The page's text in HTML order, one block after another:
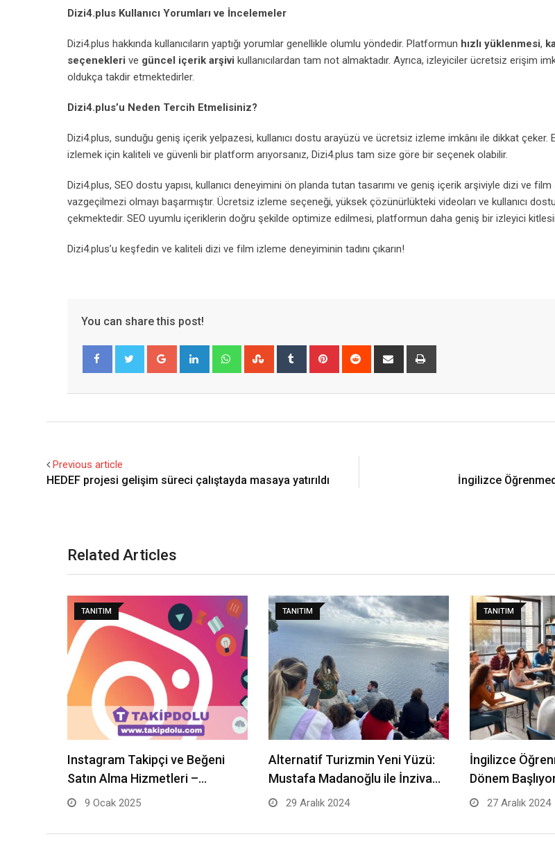
Dizi4.plus Kullanıcı Yorumları ve İncelemeler
Dizi4.plus hakkında kullanıcıların yaptığı yorumlar genellikle olumlu yöndedir. Platformun hızlı yüklenmesi,
seçenekleri ve güncel içerik arşivi kullanıcılardan tam not almaktadır. Ayrıca, izleyiciler ücretsiz erişim
oldukça takdir etmektedirler.
Dizi4.plus’u Neden Tercih Etmelisiniz?
Dizi4.plus, sunduğu geniş içerik yelpazesi, kullanıcı dostu arayüzü ve ücretsiz izleme imkânı ile dikkat çeker.
izlemek için kaliteli ve güvenli bir platform arıyorsanız, Dizi4.plus tam size göre bir seçenek olabilir.
Dizi4.plus, SEO dostu yapısı, kullanıcı deneyimini ön planda tutan tasarımı ve geniş içerik arşiviyle dizi ve
vazgeçilmezi olmayı başarmıştır. Ücretsiz izleme seçeneği, yüksek çözünürlükteki videoları ve kullanıcı
çekmektedir. SEO uyumlu içeriklerin doğru şekilde optimize edilmesi, platformun daha geniş bir izleyici
Dizi4.plus’u keşfedin ve kaliteli dizi ve film izleme deneyiminin tadını çıkarın!
You can share this post!
Google+ LinkedIn WhatsappStumbleUpon
Tumblr Pinterest Reddit
Share
Previous article
HEDEF projesi gelişim süreci çalıştayda masaya yatırıldı İngilizce
Related Articles
TANITIM
Instagram Takipçi ve Beğeni
Satın Alma Hizmetleri –…
9 Ocak 2025
TANITIM
Alternatif Turizmin Yeni Yüzü:
Mustafa Madanoğlu ile İnziva…
29 Aralık 2024
TANITIM
İngilizce
Dönem
27 Aralık 2024